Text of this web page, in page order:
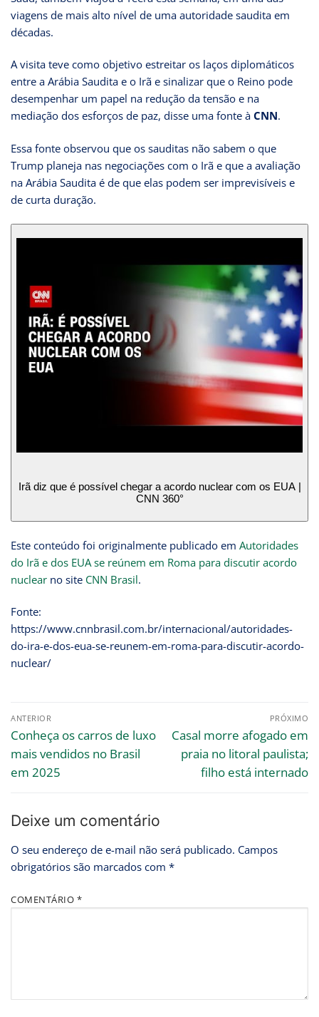
viagens de mais alto nível de uma autoridade saudita em
décadas.
A visita teve como objetivo estreitar os laços diplomáticos
entre a Arábia Saudita e o Irã e sinalizar que o Reino pode
desempenhar um papel na redução da tensão e na
mediação dos esforços de paz, disse uma fonte à CNN.
Essa fonte observou que os sauditas não sabem o que
Trump planeja nas negociações com o Irã e que a avaliação
na Arábia Saudita é de que elas podem ser imprevisíveis e
de curta duração.
Irã diz que é possível chegar a acordo nuclear com os EUA |
CNN 360°
Este conteúdo foi originalmente publicado em Autoridades
do Irã e dos EUA se reúnem em Roma para discutir acordo
nuclear no site CNN Brasil.
Fonte:
https://www.cnnbrasil.com.br/internacional/autoridades-
do-ira-e-dos-eua-se-reunem-em-roma-para-discutir-acordo-
nuclear/
ANTERIOR
Conheça os carros de luxo
mais vendidos no Brasil
em 2025
PRÓXIMO
Casal morre afogado em
praia no litoral paulista;
filho está internado
Deixe um comentário
O seu endereço de e-mail não será publicado. Campos
obrigatórios são marcados com *
COMENTÁRIO *